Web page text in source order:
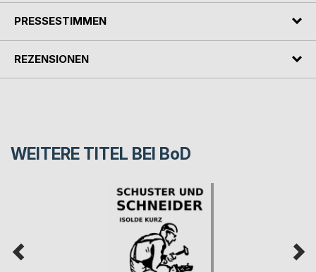
PRESSESTIMMEN
REZENSIONEN
WEITERE TITEL BEI BoD